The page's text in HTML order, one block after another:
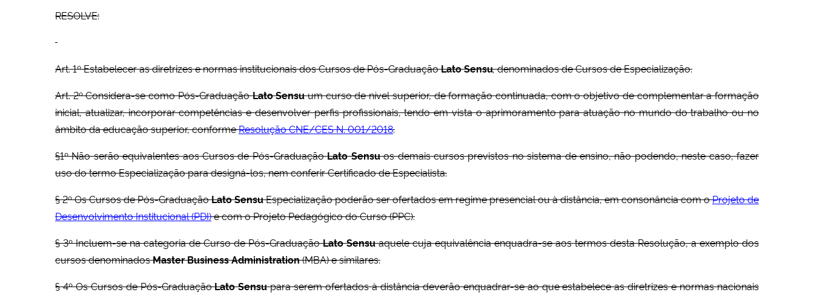
RESOLVE:
Art. 1º Estabelecer as diretrizes e normas institucionais dos Cursos de Pós-GraduaçãoLato Sensu,denominados de Cursos de Especialização.
Art. 2º Considera-se como Pós-GraduaçãoLato Sensuum curso de nível superior, de formação continuada, com o objetivo de complementar a formação
inicial, atualizar, incorporar competências e desenvolver perfis profissionais, tendo em vista o aprimoramento para atuação no mundo do trabalho ou no
âmbito da educação superior, conformeResolução CNE/CES N. 001/2018.
§1º Não serão equivalentes aos Cursos de Pós-GraduaçãoLato Sensuos demais cursos previstos no sistema de ensino, não podendo, neste caso, fazer
uso do termo Especialização para designá-los, nem conferir Certificado de Especialista.
§ 2º Os Cursos de Pós-GraduaçãoLato SensuEspecialização poderão ser ofertados em regime presencial ou à distância, em consonância com oProjeto de
Desenvolvimento Institucional (PDI)e com o Projeto Pedagógico do Curso (PPC).
§ 3º Incluem-se na categoria de Curso de Pós-GraduaçãoLato Sensuaquele cuja equivalência enquadra-se aos termos desta Resolução, a exemplo dos
cursos denominadosMaster BusinessAdministration(MBA) e similares.
§ 4º Os Cursos de Pós-GraduaçãoLato Sensupara serem ofertados à distância deverão enquadrar-se ao que estabelece as diretrizes e normas nacionais